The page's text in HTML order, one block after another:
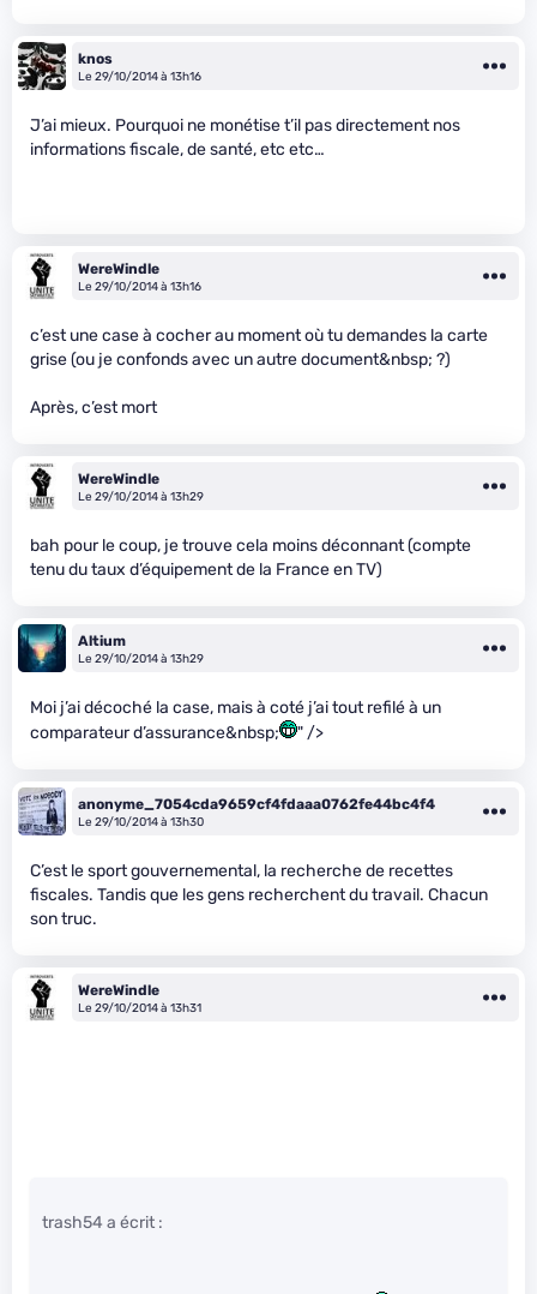
knos
Le 29/10/2014 à 13h16
J’ai mieux. Pourquoi ne monétise t’il pas directement nos
informations fiscale, de santé, etc etc…
WereWindle
Le 29/10/2014 à 13h16
c’est une case à cocher au moment où tu demandes la carte
grise (ou je confonds avec un autre document&nbsp; ?)
Après, c’est mort
WereWindle
Le 29/10/2014 à 13h29
bah pour le coup, je trouve cela moins déconnant (compte
tenu du taux d’équipement de la France en TV)
Altium
Le 29/10/2014 à 13h29
Moi j’ai décoché la case, mais à coté j’ai tout refilé à un
comparateur d’assurance&nbsp;
" />
anonyme_7054cda9659cf4fdaaa0762fe44bc4f4
Le 29/10/2014 à 13h30
C’est le sport gouvernemental, la recherche de recettes
fiscales. Tandis que les gens recherchent du travail. Chacun
son truc.
WereWindle
Le 29/10/2014 à 13h31
trash54 a écrit :